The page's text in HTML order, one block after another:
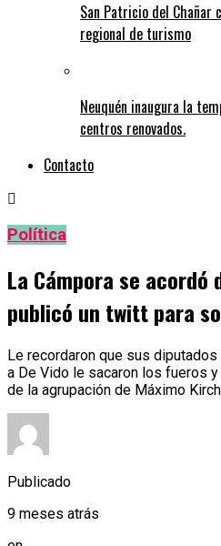
San Patricio del
regional de turismo
Neuquén inaugura la
centros renovados.
Contacto
Política
La Cámpora se acordó
publicó un twitt para
Le recordaron que sus
a De Vido le sacaron los fueros
de la agrupación de Máximo
Publicado
9 meses atrás